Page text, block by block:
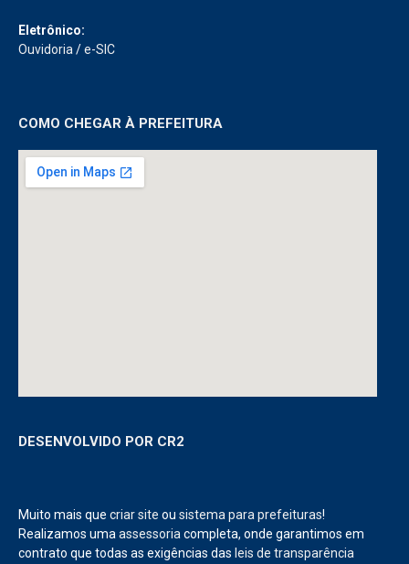
Eletrônico:
Ouvidoria /e-SIC
COMO CHEGAR À PREFEITURA
DESENVOLVIDO POR CR2
Muito mais que criar site ou sistema para prefeituras!
Realizamos uma assessoria completa, onde garantimos em
contrato que todas as exigências das leis de transparência